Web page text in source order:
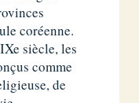
coréenne.
siècle, les
comme
de